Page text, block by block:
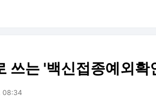
쓰는 '백신접종예외확
08:34